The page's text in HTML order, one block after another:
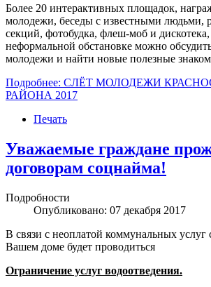
Более 20 интерактивных площадок,
молодежи, беседы с известными людьми,
секций, фотобудка, флеш-моб и
неформальной обстановке можно
молодежи и найти новые полезные
Подробнее: СЛЁТ МОЛОДЕЖИ
РАЙОНА 2017
Печать
Уважаемые граждане
договорам соцнайма!
Подробности
Опубликовано: 07 декабря 2017
В связи с неоплатой коммунальных услуг
Вашем доме будет проводиться
Ограничение услуг водоотведения.